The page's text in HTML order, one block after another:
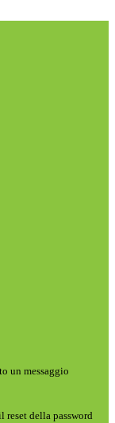
un messaggio
reset della password